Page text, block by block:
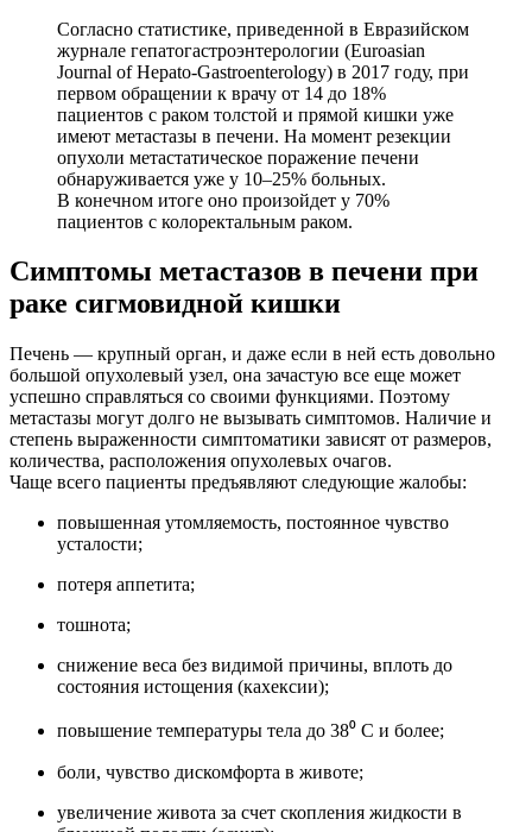
Согласно статистике, приведенной в Евразийском
журнале гепатогастроэнтерологии (Euroasian
Journal of Hepato-Gastroenterology) в 2017 году, при
первом обращении к врачу от 14 до 18%
пациентов с раком толстой и прямой кишки уже
имеют метастазы в печени. На момент резекции
опухоли метастатическое поражение печени
обнаруживается уже у 10–25% больных.
В конечном итоге оно произойдет у 70%
пациентов с колоректальным раком.
Симптомы метастазов в печени при
раке сигмовидной кишки
Печень — крупный орган, и даже если в ней есть довольно
большой опухолевый узел, она зачастую все еще может
успешно справляться со своими функциями. Поэтому
метастазы могут долго не вызывать симптомов. Наличие и
степень выраженности симптоматики зависят от размеров,
количества, расположения опухолевых очагов.
Чаще всего пациенты предъявляют следующие жалобы:
повышенная утомляемость, постоянное чувство
усталости;
потеря аппетита;
тошнота;
снижение веса без видимой причины, вплоть до
состояния истощения (кахексии);
повышение температуры тела до 38⁰ C и более;
боли, чувство дискомфорта в животе;
увеличение живота за счет скопления жидкости в